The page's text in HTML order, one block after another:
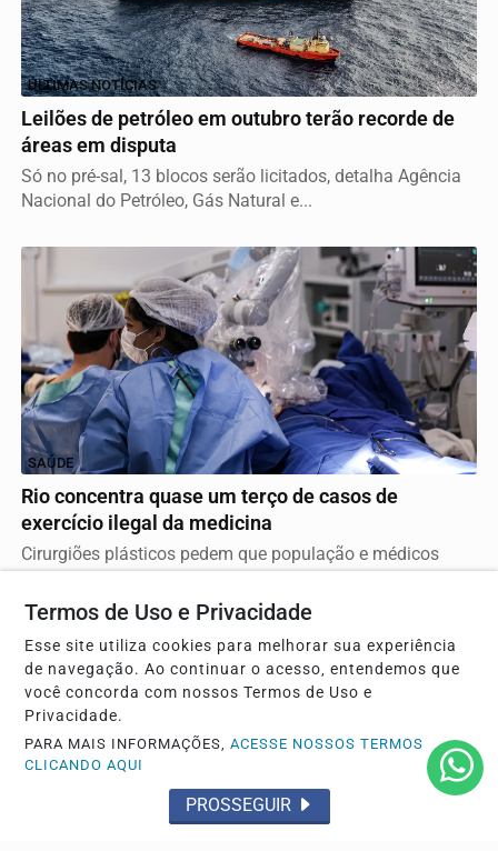
ÚLTIMAS NOTÍCIAS
Leilões de petróleo em outubro terão recorde de
áreas em disputa
Só no pré-sal, 13 blocos serão licitados, detalha Agência
Nacional do Petróleo, Gás Natural e...
SAÚDE
Rio concentra quase um terço de casos de
exercício ilegal da medicina
Cirurgiões plásticos pedem que população e médicos
denunciem irregularidades aos conselhos e à Sociedade...
Termos de Uso e Privacidade
Esse site utiliza cookies para melhorar sua experiência
de navegação. Ao continuar o acesso, entendemos que
você concorda com nossos Termos de Uso e
Privacidade.
PARA MAIS INFORMAÇÕES,ACESSE NOSSOS TERMOS
CLICANDO AQUI
PROSSEGUIR